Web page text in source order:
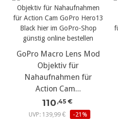
GoPro Macro Lens Mod
Objektiv für
Nahaufnahmen für
Action Cam...
110 ,45 €
UVP: 139,99 €
-21%